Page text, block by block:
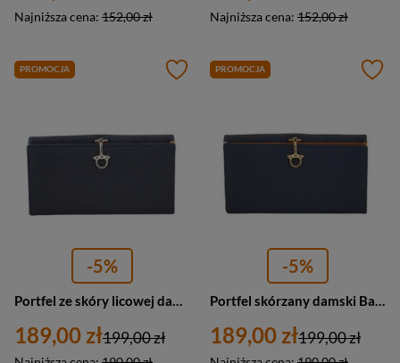
Najniższa cena: 152,00 zł Najniższa cena: 152,00 zł
PROMOCJA
-5%
189,00 zł199,00 zł
PROMOCJA
-5%
189,00 zł199,00 zł